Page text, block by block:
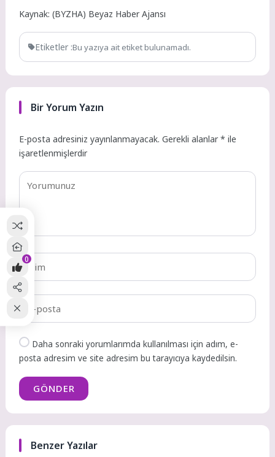
Kaynak: (BYZHA) Beyaz Haber Ajansı
Etiketler :Bu yazıya ait etiket bulunamadı.
Bir Yorum Yazın
E-posta adresiniz yayınlanmayacak. Gerekli alanlar* ile
işaretlenmişlerdir
Daha sonraki yorumlarımda kullanılması için adım, e-
posta adresim ve site adresim bu tarayıcıya kaydedilsin.
GÖNDER
Benzer Yazılar
0